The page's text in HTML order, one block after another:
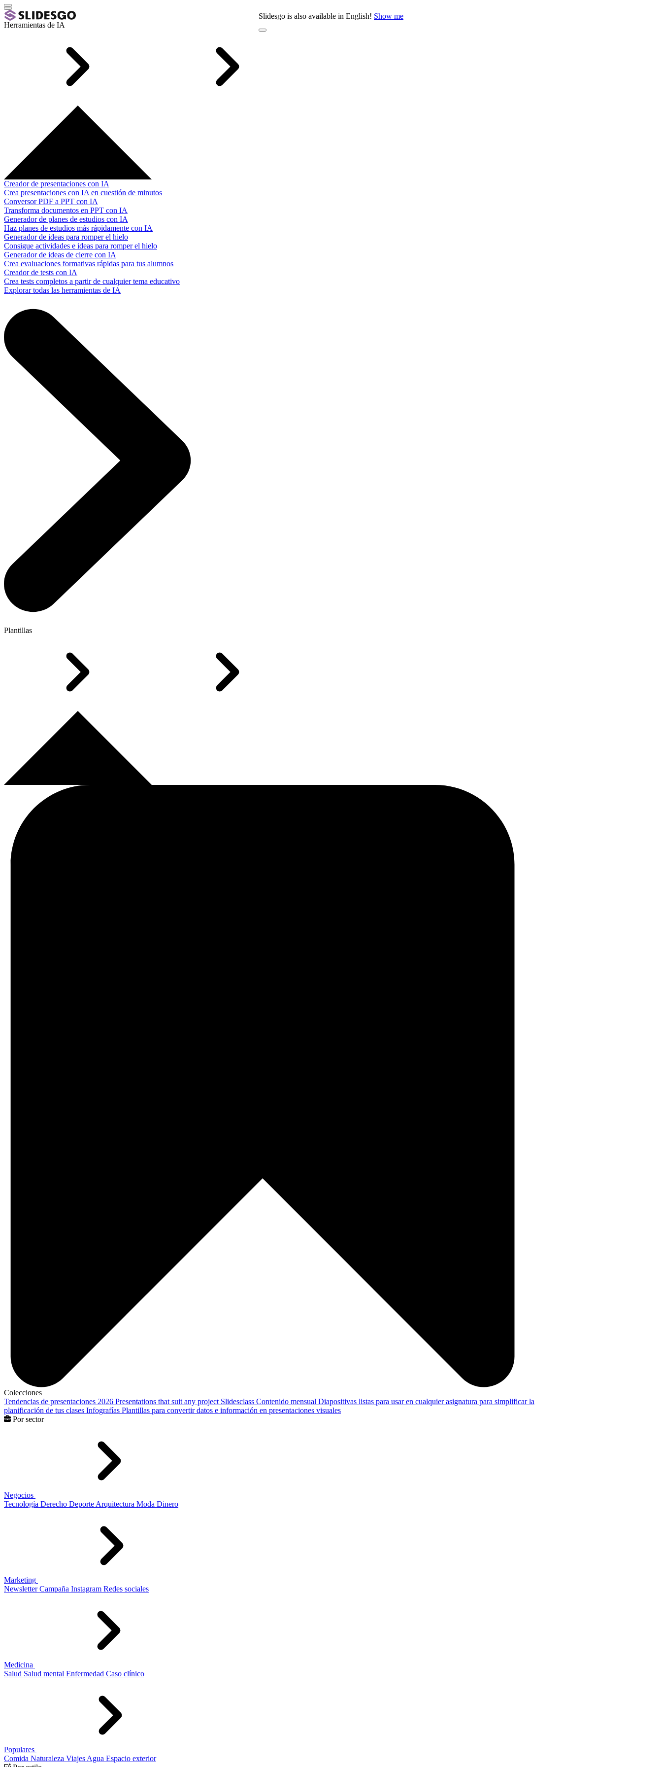
Slidesgo is also available in English! Show me
Herramientas de IA
Creador de presentaciones con IA
Crea presentaciones con IA en cuestión de minutos
Conversor PDF a PPT con IA
Transforma documentos en PPT con IA
Generador de planes de estudios con IA
Haz planes de estudios más rápidamente con IA
Generador de ideas para romper el hielo
Consigue actividades e ideas para romper el hielo
Generador de ideas de cierre con IA
Crea evaluaciones formativas rápidas para tus alumnos
Creador de tests con IA
Crea tests completos a partir de cualquier tema educativo
Explorar todas las herramientas de IA
Plantillas
Colecciones
Tendencias de presentaciones 2026 Presentations that suit any project Slidesclass Contenido mensual Diapositivas listas para usar en cualquier asignatura para simplificar la
planificación de tus clases Infografías Plantillas para convertir datos e información en presentaciones visuales
Por sector
Negocios
Tecnología Derecho Deporte Arquitectura Moda Dinero
Marketing
Newsletter Campaña Instagram Redes sociales
Medicina
Salud Salud mental Enfermedad Caso clínico
Populares
Comida Naturaleza Viajes Agua Espacio exterior